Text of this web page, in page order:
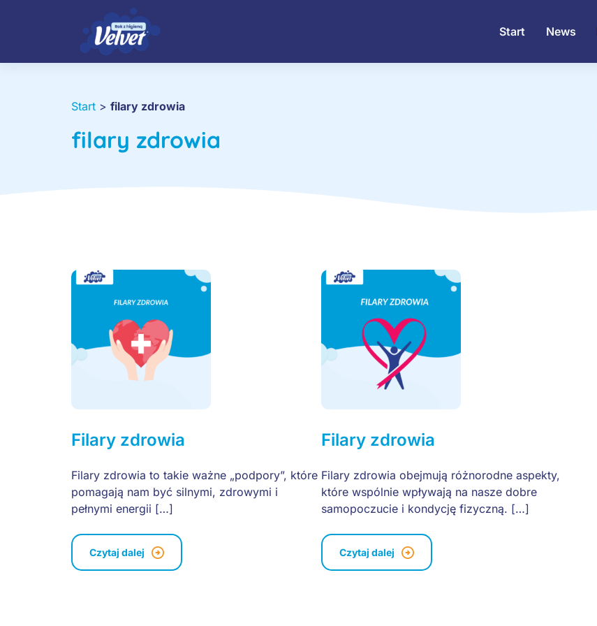
Start News
Start > filary zdrowia
filary zdrowia
Filary zdrowia
Filary zdrowia to takie ważne „podpory”, które
pomagają nam być silnymi, zdrowymi i
pełnymi energii […]
Czytaj dalej
Filary zdrowia
Filary zdrowia obejmują różnorodne aspekty,
które wspólnie wpływają na nasze dobre
samopoczucie i kondycję fizyczną. […]
Czytaj dalej